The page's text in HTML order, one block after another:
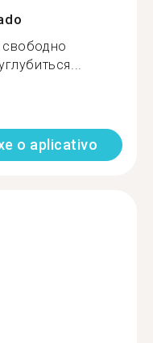
o aplicativo